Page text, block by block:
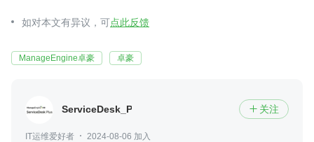
如对本文有异议，可点此反馈
ManageEngine卓豪 卓豪
ServiceDesk_Plus  关注
IT运维爱好者
2024-08-06 加入